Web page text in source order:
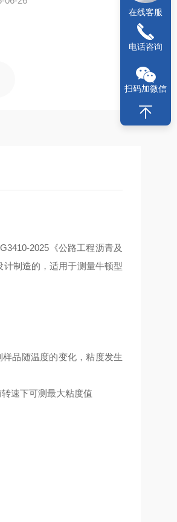
2025《公路工程沥青及
计制造的，适用于测量牛顿型
品随温度的变化，粘度发生
速下可测最大粘度值
在线客服
电话咨询
扫码加微信